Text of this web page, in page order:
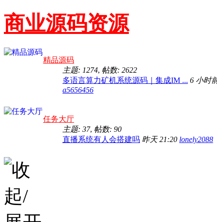
商业源码资源
精品源码
主题: 1274, 帖数: 2622
多语言算力矿机系统源码｜集成IM ... 6 小时
a5656456
任务大厅
主题: 37, 帖数: 90
直播系统有人会搭建吗 昨天 21:20 lonely2088